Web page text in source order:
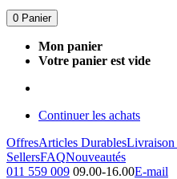
0 Panier
Mon panier
Votre panier est vide
Continuer les achats
OffresArticles DurablesLivraison
SellersFAQNouveautés
011 559 009 09.00-16.00E-mail